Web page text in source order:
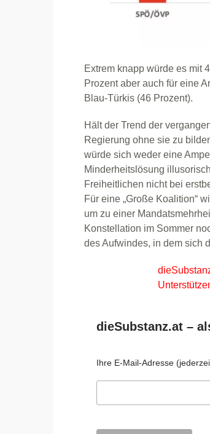
Extrem knapp würde es mit
Prozent aber auch für eine
Blau-Türkis (46 Prozent).
Hält der Trend der
Regierung ohne sie zu
würde sich weder eine
Minderheitslösung
Freiheitlichen nicht bei
Für eine „Große Koalition“
um zu einer
Konstellation im Sommer
des Aufwindes, in dem sich
dieSubstanz.at –
Ihre E-Mail-Adresse